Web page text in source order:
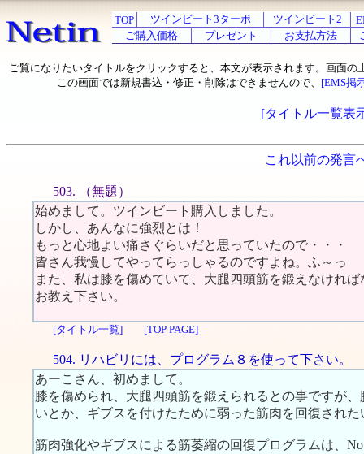
TOP ツインビート3ターボ ツインビート2
ご購入価格
プレゼント お支払方法
ご覧になりたいタイトルをクリックすると、本文が表示されます。画面の
この画面では新規書込・修正・削除はできませんので、 [EMS掲
[タイトル一覧表
これ以前の発言
503. （無題）
始めまして。ツインビート購入しました。
しかし、あんなに強烈とは！
もっと心地よい痛さぐらいだと思っていたので・・・
皆さん我慢してやってらっしゃるのですよね。ふ～っ
また、私は膝を傷めていて、大腿四頭筋を鍛えなけれ
お教え下さい。
[タイトル一覧] [TOP PAGE]
504. リハビリには、プログラム８を使って下さい。
あーこさん、初めまして。
膝を傷められ、大腿四頭筋を鍛えられるとの事ですが
いとか、ギブスを付けたために弱った筋肉を回復され
筋肉強化やギブスによる筋萎縮の回復プログラムは、